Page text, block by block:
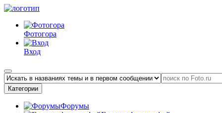
Фотогора
Вход
Категории
Форумы